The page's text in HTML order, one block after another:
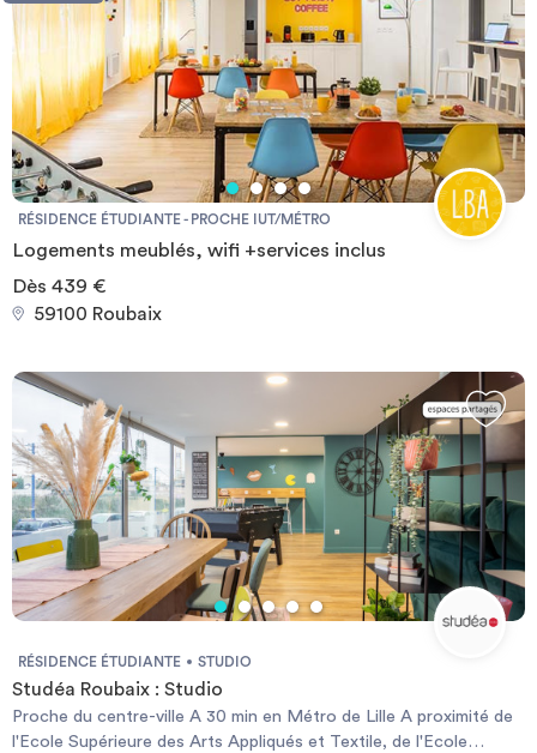
RÉSIDENCE ÉTUDIANTE - PROCHE IUT/MÉTRO
Logements meublés, wifi +services inclus
Dès 439 €
59100 Roubaix
RÉSIDENCE ÉTUDIANTE STUDIO
Studéa Roubaix : Studio
Proche du centre-ville A 30 min en Métro de Lille A proximité de
l'Ecole Supérieure des Arts Appliqués et Textile, de l'Ecole